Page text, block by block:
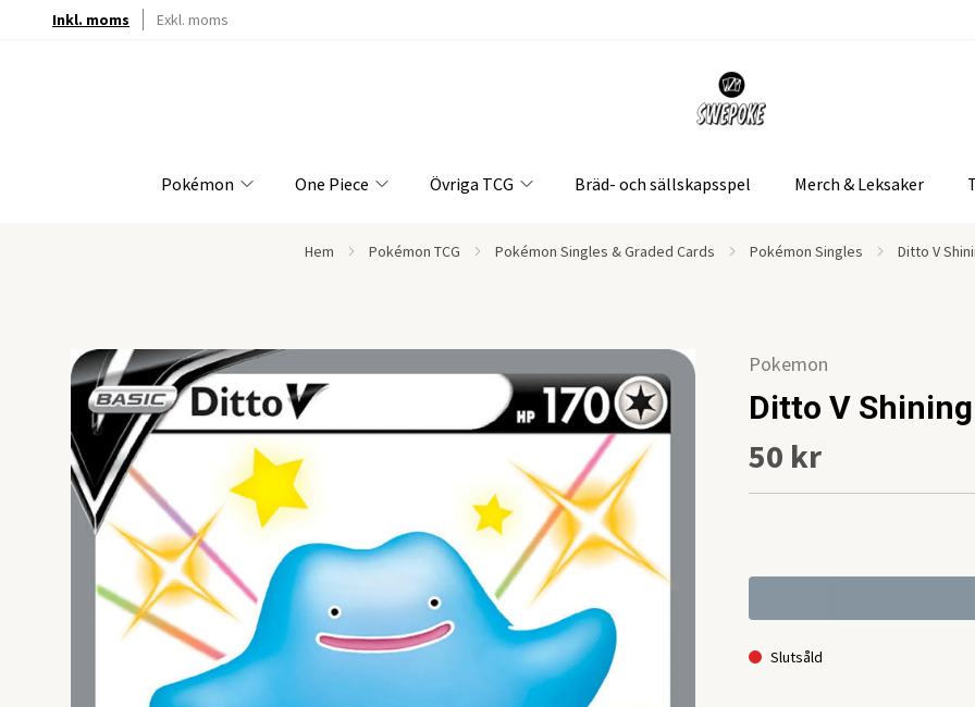
Inkl. moms Exkl. moms
Pokémon One Piece Övriga TCG Bräd- och sällskapsspel Merch & Leksaker
Hem Pokémon TCG Pokémon Singles & Graded Cards Pokémon Singles Ditto V
Pokemon
Ditto V
50 kr
Slutsåld